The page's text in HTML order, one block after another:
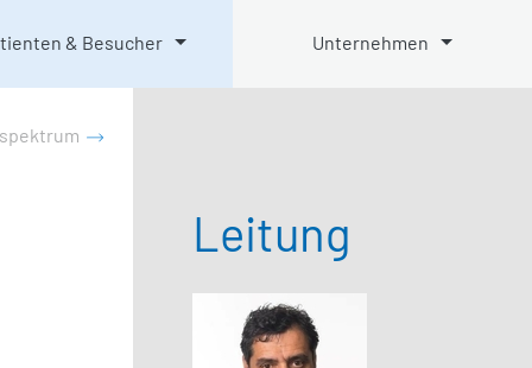
& Besucher Unternehmen
Leitung